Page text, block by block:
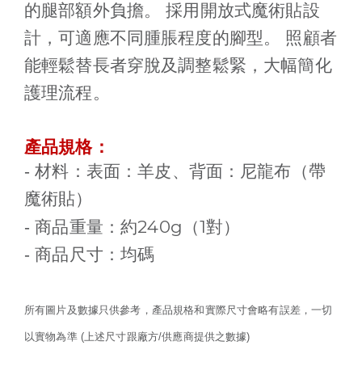
的腿部額外負擔。 採用開放式魔術貼設
計，可適應不同腫脹程度的腳型。 照顧者
能輕鬆替長者穿脫及調整鬆緊，大幅簡化
護理流程。
產品規格：
-材料：表面：羊皮、背面：尼龍布（帶
魔術貼）
-商品重量：約240g （1對）
-商品尺寸：均碼
所有圖片及數據只供參考，產品規格和實際尺寸會略有誤差，一切
以實物為準 (上述尺寸跟廠方/供應商提供之數據)